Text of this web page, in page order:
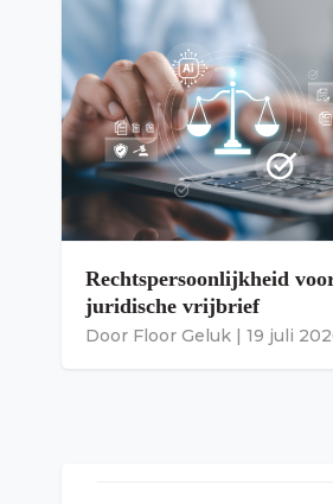
Rechtspersoonlijkheid
juridische vrijbrief
Door Floor Geluk | 19 juli